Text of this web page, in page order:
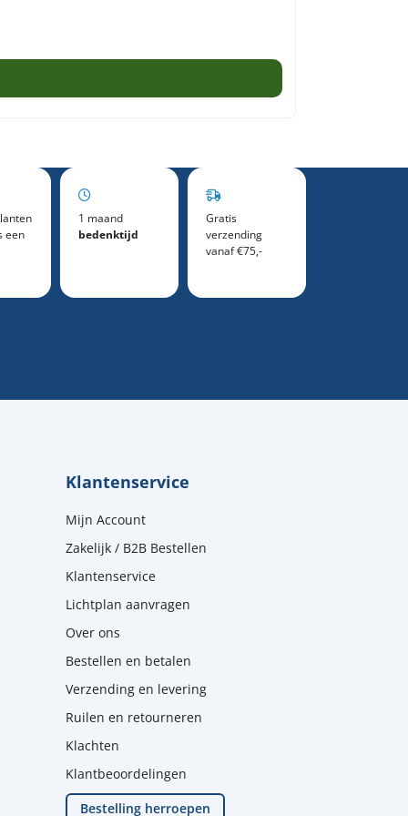
een
1 maand
bedenktijd
Gratis
verzending
vanaf €75,-
Klantenservice
Mijn Account
Zakelijk / B2B Bestellen
Klantenservice
Lichtplan aanvragen
Over ons
Bestellen en betalen
Verzending en levering
Ruilen en retourneren
Klachten
Klantbeoordelingen
Bestelling herroepen